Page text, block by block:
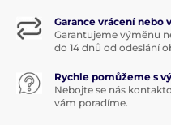
Garance vrácení nebo
Garantujeme výměnu
do 14 dnů od odeslání
Rychle pomůžeme s
Nebojte se nás
vám poradíme.